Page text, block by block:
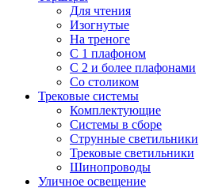
Для чтения
Изогнутые
На треноге
С 1 плафоном
С 2 и более плафонами
Со столиком
Трековые системы
Комплектующие
Системы в сборе
Струнные светильники
Трековые светильники
Шинопроводы
Уличное освещение